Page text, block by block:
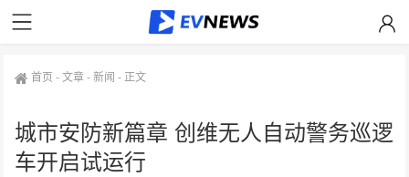
首页 -文章-新闻 - 正文
城市安防新篇章 创维无人自动警务巡逻
车开启试运行